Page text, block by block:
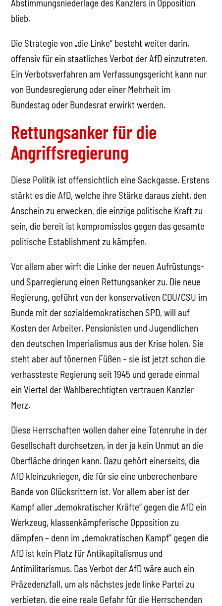
Abstimmungsniederlage des Kanzlers in Opposition
blieb.
Die Strategie von „die Linke“ besteht weiter darin,
offensiv für ein staatliches Verbot der AfD einzutreten.
Ein Verbotsverfahren am Verfassungsgericht kann nur
von Bundesregierung oder einer Mehrheit im
Bundestag oder Bundesrat erwirkt werden.
Rettungsanker für die
Angriffsregierung
Diese Politik ist offensichtlich eine Sackgasse. Erstens
stärkt es die AfD, welche ihre Stärke daraus zieht, den
Anschein zu erwecken, die einzige politische Kraft zu
sein, die bereit ist kompromisslos gegen das gesamte
politische Establishment zu kämpfen.
Vor allem aber wirft die Linke der neuen Aufrüstungs-
und Sparregierung einen Rettungsanker zu. Die neue
Regierung, geführt von der konservativen CDU/CSU im
Bunde mit der sozialdemokratischen SPD, will auf
Kosten der Arbeiter, Pensionisten und Jugendlichen
den deutschen Imperialismus aus der Krise holen. Sie
steht aber auf tönernen Füßen – sie ist jetzt schon die
verhassteste Regierung seit 1945 und gerade einmal
ein Viertel der Wahlberechtigten vertrauen Kanzler
Merz.
Diese Herrschaften wollen daher eine Totenruhe in der
Gesellschaft durchsetzen, in der ja kein Unmut an die
Oberfläche dringen kann. Dazu gehört einerseits, die
AfD kleinzukriegen, die für sie eine unberechenbare
Bande von Glücksrittern ist. Vor allem aber ist der
Kampf aller „demokratischer Kräfte“ gegen die AfD ein
Werkzeug, klassenkämpferische Opposition zu
dämpfen – denn im „demokratischen Kampf“ gegen die
AfD ist kein Platz für Antikapitalismus und
Antimilitarismus. Das Verbot der AfD wäre auch ein
Präzedenzfall, um als nächstes jede linke Partei zu
verbieten, die eine reale Gefahr für die Herrschenden